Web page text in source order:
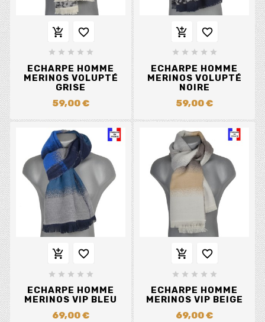
 
    
ECHARPE HOMME
MERINOS VOLUPTÉ
GRISE
59,00 €
 
    
ECHARPE HOMME
MERINOS VOLUPTÉ
NOIRE
59,00 €
 
    
ECHARPE HOMME
MERINOS VIP BLEU
69,00 €
 
    
ECHARPE HOMME
MERINOS VIP BEIGE
69,00 €